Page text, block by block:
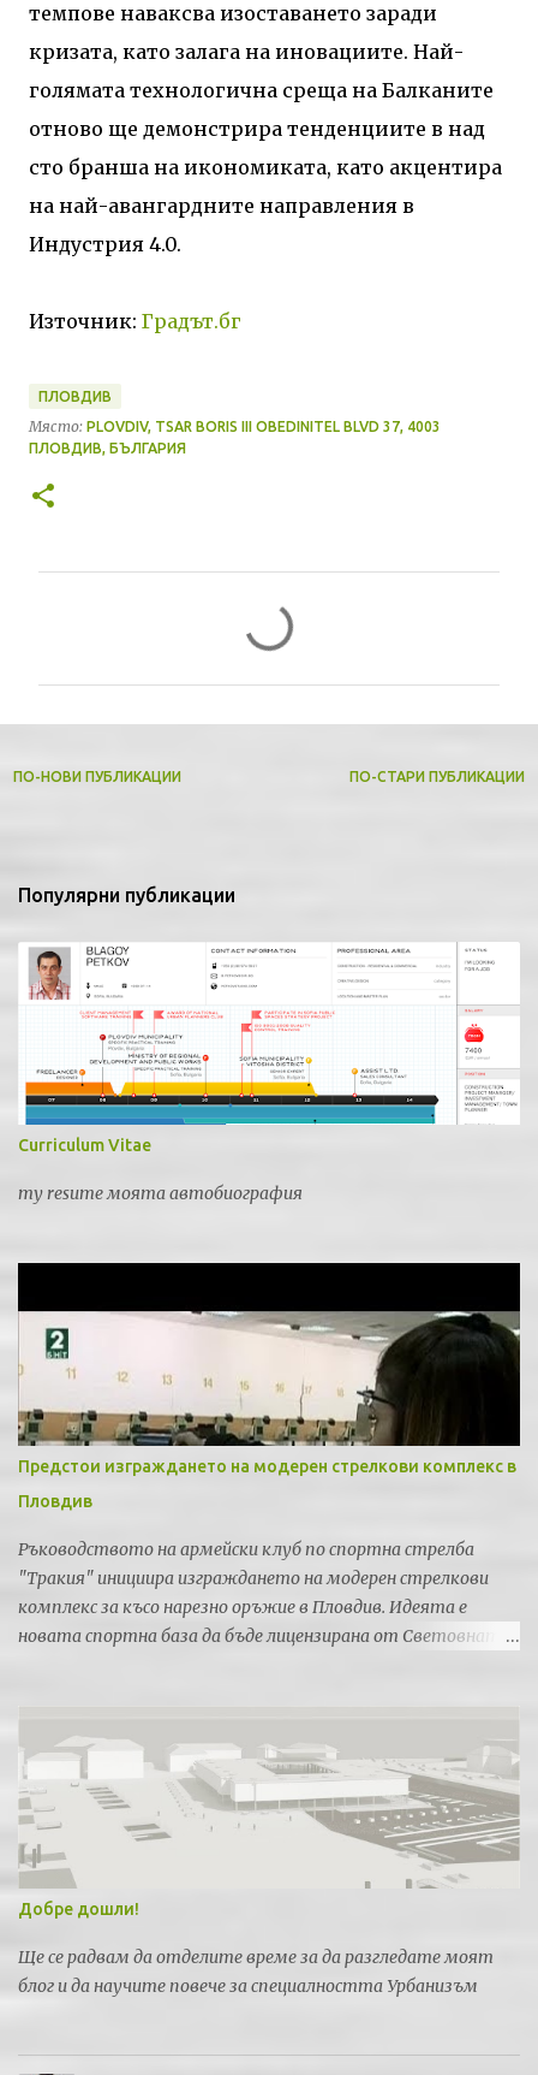
темпове наваксва изоставането заради
кризата, като залага на иновациите. Най-
голямата технологична среща на Балканите
отново ще демонстрира тенденциите в над
сто бранша на икономиката, като акцентира
на най-авангардните направления в
Индустрия 4.0.
Източник: Градът.бг
ПЛОВДИВ
Място: PLOVDIV, TSAR BORIS III OBEDINITEL BLVD 37, 4003
ПЛОВДИВ, БЪЛГАРИЯ
т
ПО-НОВИ ПУБЛИКАЦИИ ПО-СТАРИ ПУБЛИКАЦИИ
Популярни публикации
Curriculum Vitae
my resume моята автобиография
Предстои изграждането на модерен стрелкови комплекс в
Пловдив
Ръководството на армейски клуб по спортна стрелба
"Тракия" инициира изграждането на модерен стрелкови
комплекс за късо нарезно оръжие в Пловдив. Идеята е
новата спортна база да бъде лицензирана от Световната
Добре дошли!
Ще се радвам да отделите време за да разгледате моят
блог и да научите повече за специалността Урбанизъм